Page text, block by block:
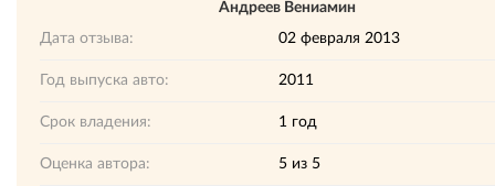
Андреев Вениамин
Дата отзыва: 02 февраля 2013
Год выпуска авто: 2011
Срок владения: 1 год
Оценка автора: 5из 5